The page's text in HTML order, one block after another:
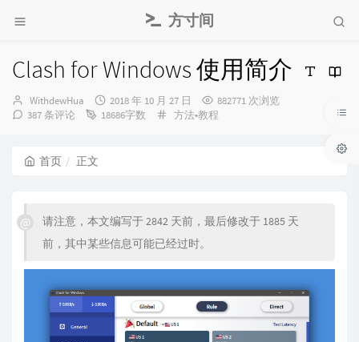
方寸间
Clash for Windows 使用简介
博
主：
WithdewHua
发
布
2018 年 10 月 27 日
882771 次浏览
387 条评论
18686字数
分
方法•教程
首页 正文
请注意，本文编写于 2842 天前，最后修改于 1885 天
前，其中某些信息可能已经过时。